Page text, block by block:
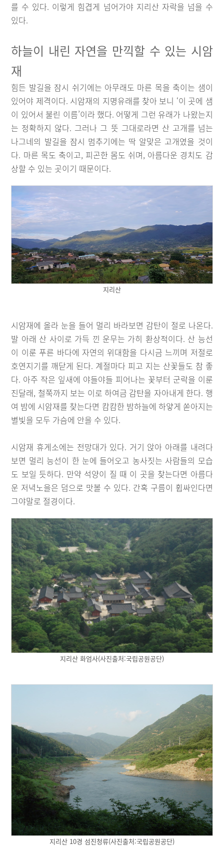
를 수 있다. 이렇게 힘겹게 넘어가야 지리산 자락을 넘을 수
있다.
하늘이 내린 자연을 만끽할 수 있는 시암
재
힘든 발길을 잠시 쉬기에는 아무래도 마른 목을 축이는 샘이
있어야 제격이다. 시암재의 지명유래를 찾아 보니 ‘이 곳에 샘
이 있어서 불린 이름’이라 했다. 어떻게 그런 유래가 나왔는지
는 정확하지 않다. 그러나 그 뜻 그대로라면 산 고개를 넘는
나그네의 발길을 잠시 멈추기에는 딱 알맞은 고개였을 것이
다. 마른 목도 축이고, 피곤한 몸도 쉬며, 아름다운 경치도 감
상할 수 있는 곳이기 때문이다.
지리산
시암재에 올라 눈을 들어 멀리 바라보면 감탄이 절로 나온다.
발 아래 산 사이로 가득 낀 운무는 가히 환상적이다. 산 능선
이 이룬 푸른 바다에 자연의 위대함을 다시금 느끼며 저절로
호연지기를 깨닫게 된다. 계절마다 피고 지는 산꽃들도 참 좋
다. 아주 작은 잎새에 야들야들 피어나는 꽃부터 군락을 이룬
진달래, 철쭉까지 보는 이로 하여금 감탄을 자아내게 한다. 행
여 밤에 시암재를 찾는다면 캄캄한 밤하늘에 하얗게 쏟아지는
별빛을 모두 가슴에 안을 수 있다.
시암재 휴게소에는 전망대가 있다. 거기 앉아 아래를 내려다
보면 멀리 능선이 한 눈에 들어오고 농사짓는 사람들의 모습
도 보일 듯하다. 만약 석양이 질 때 이 곳을 찾는다면 아름다
운 저녁노을은 덤으로 맛볼 수 있다. 간혹 구름이 휩싸인다면
그야말로 절경이다.
지리산 화엄사(사진출처:국립공원공단)
지리산 10경 섬진청류(사진출처:국립공원공단)